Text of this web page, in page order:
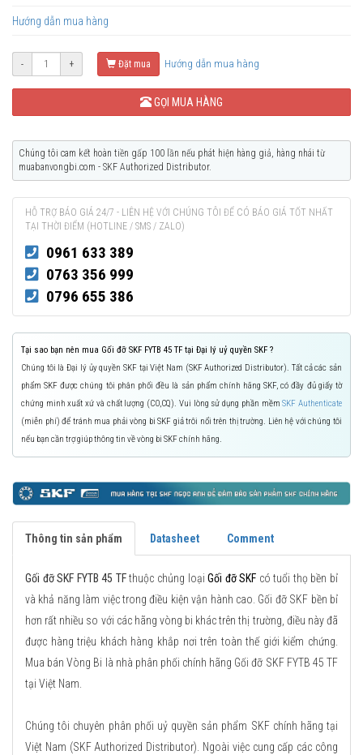
Hướng dẫn mua hàng
- + Đặt mua Hướng dẫn mua hàng
GỌI MUA HÀNG
Chúng tôi cam kết hoàn tiền gấp 100 lần nếu phát hiện hàng giả, hàng nhái từ
muabanvongbi.com - SKF Authorized Distributor.
HỖ TRỢ BÁO GIÁ 24/7 - LIÊN HỆ VỚI CHÚNG TÔI ĐỂ CÓ BÁO GIÁ TỐT NHẤT
TẠI THỜI ĐIỂM (HOTLINE / SMS / ZALO)
0961 633 389
0763 356 999
0796 655 386
Tại sao bạn nên mua Gối đỡ SKF FYTB 45 TF tại Đại lý uỷ quyền SKF ?
Chúng tôi là Đại lý ủy quyền SKF tại Việt Nam (SKF Authorized Distributor). Tất cả các sản
phẩm SKF được chúng tôi phân phối đều là sản phẩm chính hãng SKF, có đầy đủ giấy tờ
chứng minh xuất xứ và chất lượng (CO,CQ). Vui lòng sử dụng phần mềmSKF Authenticate
(miễn phí) để tránh mua phải vòng bi SKF giả trôi nổi trên thị trường. Liên hệ với chúng tôi
nếu bạn cần trợ giúp thông tin về vòng bi SKF chính hãng.
Thông tin sản phẩm Datasheet Comment
Gối đỡ SKF FYTB 45 TFthuộc chủng loạiGối đỡ SKF có tuổi thọ bền bỉ
và khả năng làm việc trong điều kiện vận hành cao. Gối đỡ SKF bền bỉ
hơn rất nhiều so với các hãng vòng bi khác trên thị trường, điều này đã
được hàng triệu khách hàng khắp nơi trên toàn thế giới kiểm chứng.
Mua bán Vòng Bi là nhà phân phối chính hãng Gối đỡ SKF FYTB 45 TF
tại Việt Nam.
Chúng tôi chuyên phân phối uỷ quyền sản phẩm SKF chính hãng tại
Việt Nam (SKF Authorized Distributor). Ngoài việc cung cấp các công